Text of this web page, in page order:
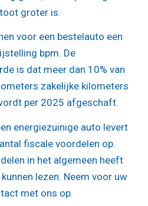
groter is.
voor een bestelauto een
bpm. De
is dat meer dan 10% van
zakelijke kilometers
per 2025 afgeschaft.
energiezuinige auto levert
fiscale voordelen op.
in het algemeen heeft
lezen. Neem voor uw
met ons op.